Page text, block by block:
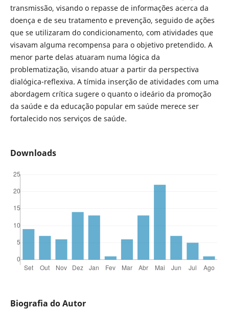
transmissão, visando o repasse de informações acerca da
doença e de seu tratamento e prevenção, seguido de ações
que se utilizaram do condicionamento, com atividades que
visavam alguma recompensa para o objetivo pretendido. A
menor parte delas atuaram numa lógica da
problematização, visando atuar a partir da perspectiva
dialógica-reflexiva. A tímida inserção de atividades com uma
abordagem crítica sugere o quanto o ideário da promoção
da saúde e da educação popular em saúde merece ser
fortalecido nos serviços de saúde.
Downloads
Biografia do Autor